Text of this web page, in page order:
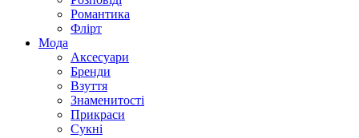
Романтика
Флірт
Мода
Аксесуари
Бренди
Взуття
Знаменитості
Прикраси
Сукні